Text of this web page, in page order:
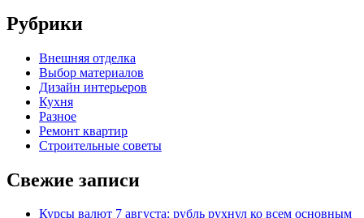
Рубрики
Внешняя отделка
Выбор материалов
Дизайн интерьеров
Кухня
Разное
Ремонт квартир
Строительные советы
Свежие записи
Курсы валют 7 августа: рубль рухнул ко всем основным